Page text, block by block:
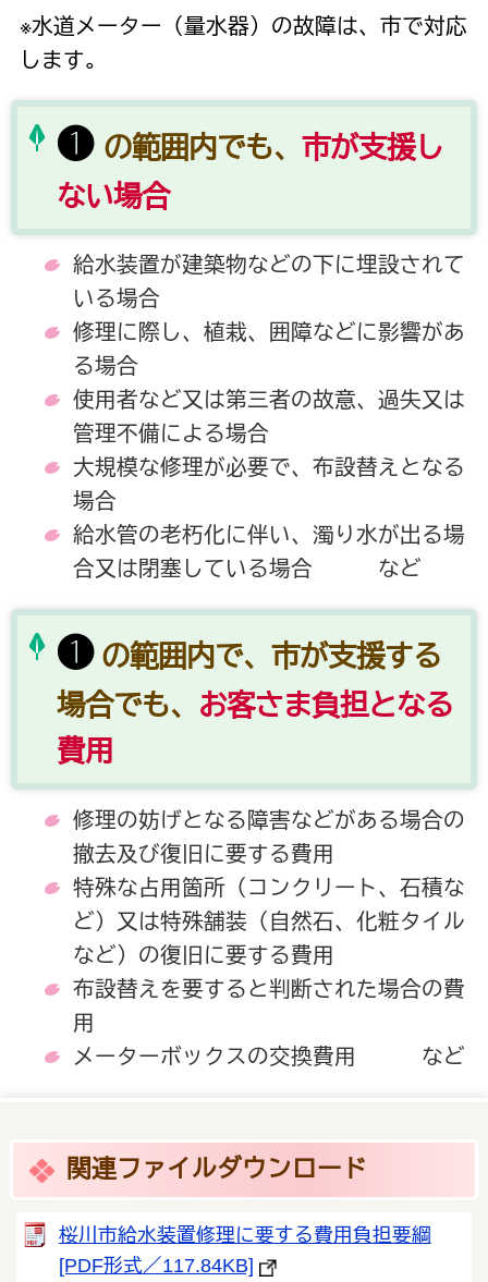
※水道メーター（量水器）の故障は、市で対応
します。
❶ の範囲内でも、 市が支援し
ない場合
給水装置が建築物などの下に埋設されて
いる場合
修理に際し、植栽、囲障などに影響があ
る場合
使用者など又は第三者の故意、過失又は
管理不備による場合
大規模な修理が必要で、布設替えとなる
場合
給水管の老朽化に伴い、濁り水が出る場
合又は閉塞している場合 など
❶の範囲内で、市が支援する
場合でも、 お客さま負担となる
費用
修理の妨げとなる障害などがある場合の
撤去及び復旧に要する費用
特殊な占用箇所（コンクリート、石積な
ど）又は特殊舗装（自然石、化粧タイル
など）の復旧に要する費用
布設替えを要すると判断された場合の費
用
メーターボックスの交換費用 など
関連ファイルダウンロード
桜川市給水装置修理に要する費用負担要綱
[PDF形式／117.84KB]